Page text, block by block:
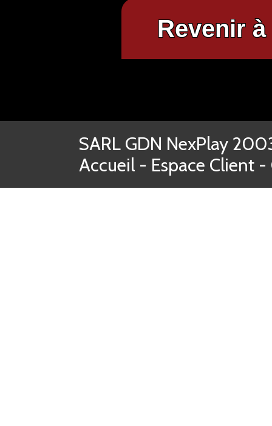
Revenir
SARL GDN NexPlay
Accueil - Espace Client -